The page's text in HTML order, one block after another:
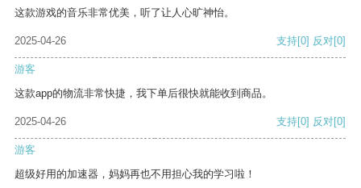
这款游戏的音乐非常优美，听了让人心旷神怡。
2025-04-26 支持[0] 反对[0]
游客
这款app的物流非常快捷，我下单后很快就能收到商品。
2025-04-26 支持[0] 反对[0]
游客
超级好用的加速器，妈妈再也不用担心我的学习啦！